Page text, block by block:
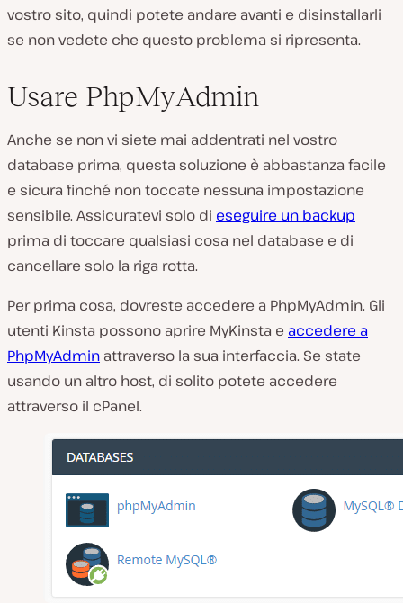
vostro sito, quindi potete andare avanti e disinstallarli
se non vedete che questo problema si ripresenta.
Usare PhpMyAdmin
Anche se non vi siete mai addentrati nel vostro
database prima, questa soluzione è abbastanza facile
e sicura finché non toccate nessuna impostazione
sensibile. Assicuratevi solo di eseguire un backup
prima di toccare qualsiasi cosa nel database e di
cancellare solo la riga rotta.
Per prima cosa, dovreste accedere a PhpMyAdmin. Gli
utenti Kinsta possono aprire MyKinsta e accedere a
PhpMyAdmin attraverso la sua interfaccia. Se state
usando un altro host, di solito potete accedere
attraverso il cPanel.